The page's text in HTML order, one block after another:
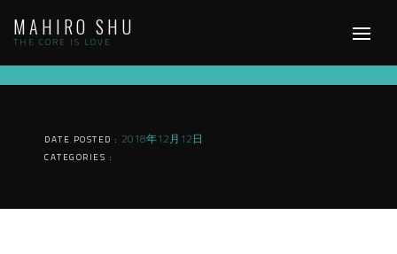
content
MAHIRO SHU
THE CORE IS LOVE
DATE POSTED : 2018年12月12日
CATEGORIES :